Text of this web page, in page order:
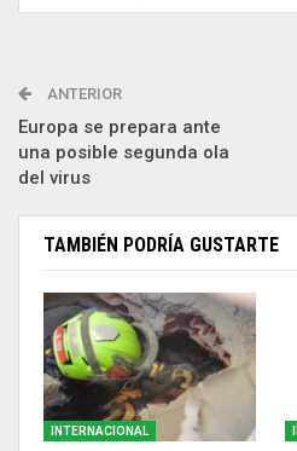
ANTERIOR
Europa se prepara ante
una posible segunda ola
del virus
TAMBIÉN PODRÍA GUSTARTE
INTERNACIONAL